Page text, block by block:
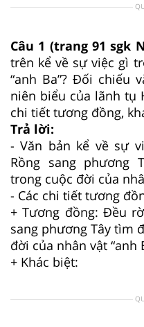
Câu 1 (trang 91 sgk
trên kể về sự việc gì
“anh Ba”? Đối chiếu
niên biểu của lãnh tụ
chi tiết tương đồng,
Trả lời:
- Văn bản kể về sự
Rồng sang phương
trong cuộc đời của
- Các chi tiết tương
+ Tương đồng: Đều
sang phương Tây tìm
đời của nhân vật “anh
+ Khác biệt: